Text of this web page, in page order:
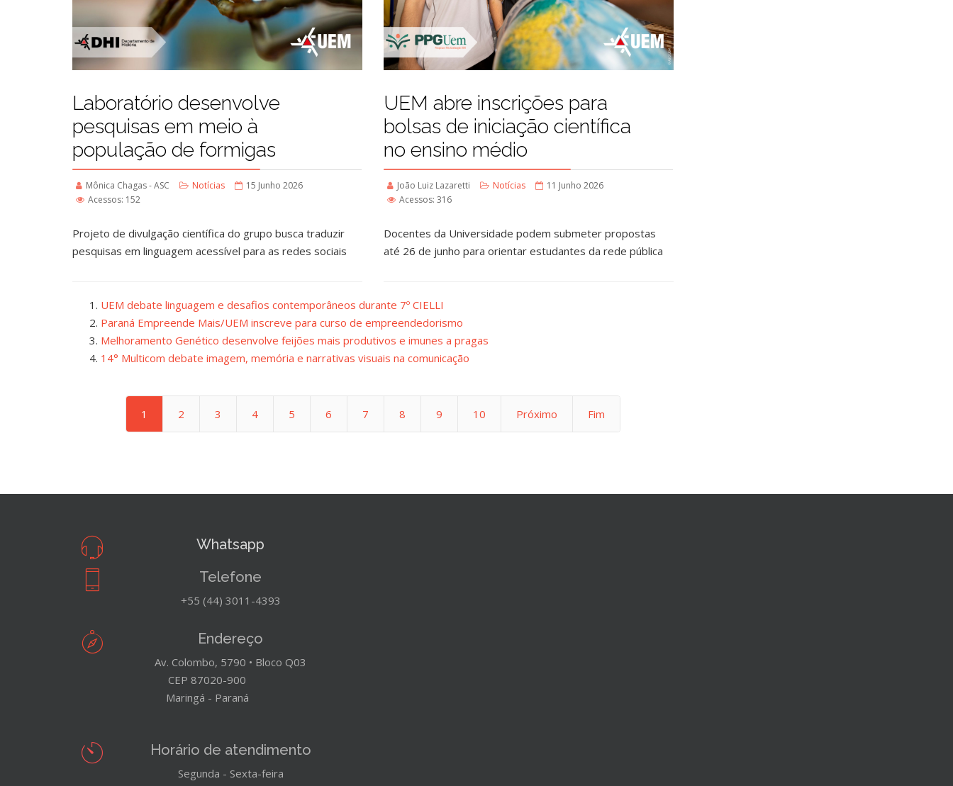
Laboratório desenvolve
pesquisas em meio à
população de formigas
Mônica Chagas - ASC Notícias
15 Junho 2026
Acessos: 152
Projeto de divulgação científica do grupo busca traduzir
pesquisas em linguagem acessível para as redes sociais
UEM abre inscrições para
bolsas de iniciação científica
no ensino médio
João Luiz Lazaretti Notícias
11 Junho 2026
Acessos: 316
Docentes da Universidade podem submeter propostas
até 26 de junho para orientar estudantes da rede pública
UEM debate linguagem e desafios contemporâneos durante 7º CIELLI
Paraná Empreende Mais/UEM inscreve para curso de empreendedorismo
Melhoramento Genético desenvolve feijões mais produtivos e imunes a pragas
14° Multicom debate imagem, memória e narrativas visuais na comunicação
1 2 3 4 5 6 7 8 9 10 Próximo Fim
Whatsapp
Telefone
+55 (44) 3011-4393
Endereço
Av. Colombo, 5790 • Bloco Q03
CEP 87020-900
Maringá - Paraná
Horário de atendimento
Segunda - Sexta-feira